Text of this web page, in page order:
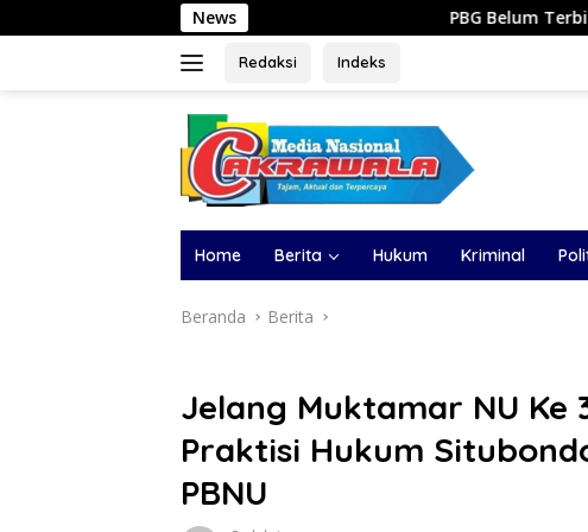
ke
News PBG Belum Terbit, 8 Kios di Jalan
Redaksi Indeks
Home Berita Hukum Kriminal
Beranda Berita
Jelang Muktamar NU Ke
Praktisi Hukum
PBNU